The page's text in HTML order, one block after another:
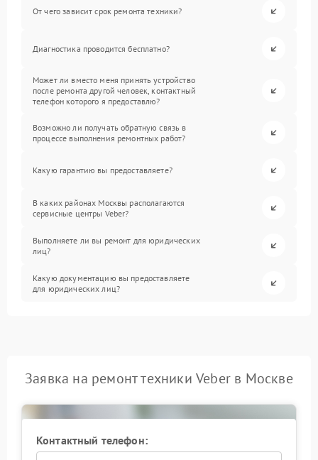
От чего зависит срок ремонта техники?
Диагностика проводится бесплатно?
Может ли вместо меня принять устройство
после ремонта другой человек, контактный
телефон которого я предоставлю?
Возможно ли получать обратную связь в
процессе выполнения ремонтных работ?
Какую гарантию вы предоставляете?
В каких районах Москвы располагаются
сервисные центры Veber?
Выполняете ли вы ремонт для юридических
лиц?
Какую документацию вы предоставляете
для юридических лиц?
Заявка на ремонт техники Veber в Москве
Контактный телефон: